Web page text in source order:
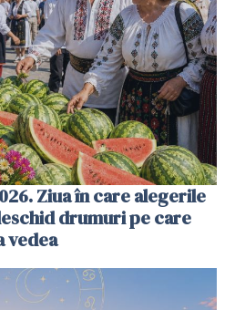
Ziua în care alegerile
drumuri pe care
vedea